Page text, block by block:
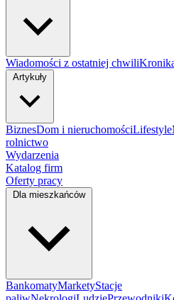
Wiadomości z ostatniej chwili
Artykuły
BiznesDom i nieruchomościLifestyle
rolnictwo
Wydarzenia
Katalog firm
Oferty pracy
Dla mieszkańców
BankomatyMarketyStacje